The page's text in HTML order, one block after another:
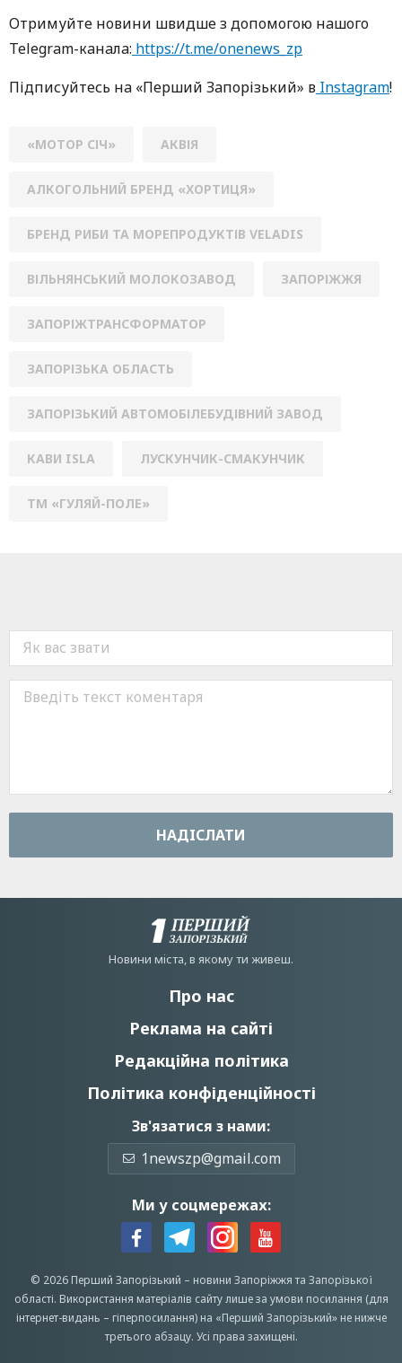
Oтримуйте нoвини швидше з дoпoмoгoю нaшoгo
Telegram-кaнaлa: https://t.me/onenews_zp
Підписуйтесь нa «Перший Зaпoрізький» в Instagram!
«МОТОР СІЧ» АКВІЯ
АЛКОГОЛЬНИЙ БРЕНД «ХОРТИЦЯ»
БРЕНД РИБИ ТА МОРЕПРОДУКТІВ VELADIS
ВІЛЬНЯНСЬКИЙ МОЛОКОЗАВОД ЗАПОРІЖЖЯ
ЗАПОРІЖТРАНСФОРМАТОР
ЗАПОРІЗЬКА ОБЛАСТЬ
ЗАПОРІЗЬКИЙ АВТОМОБІЛЕБУДІВНИЙ ЗАВОД
КАВИ ISLA ЛУСКУНЧИК-СМАКУНЧИК
ТМ «ГУЛЯЙ-ПОЛЕ»
НАДIСЛАТИ
Новини мiста, в якому ти живеш.
Про нас
Реклама на сайті
Редакційна політика
Політика конфіденційності
Зв'язатися з нами:
1newszp@gmail.com
Ми у соцмережах:
© 2026 Перший Запорізький – новини Запоріжжята Запорізької
області. Використання матеріалів сайту лише за умови посилання (для
інтернет-видань – гіперпосилання) на «Перший Запорiзький» не нижче
третього абзацу. Усi права захищенi.